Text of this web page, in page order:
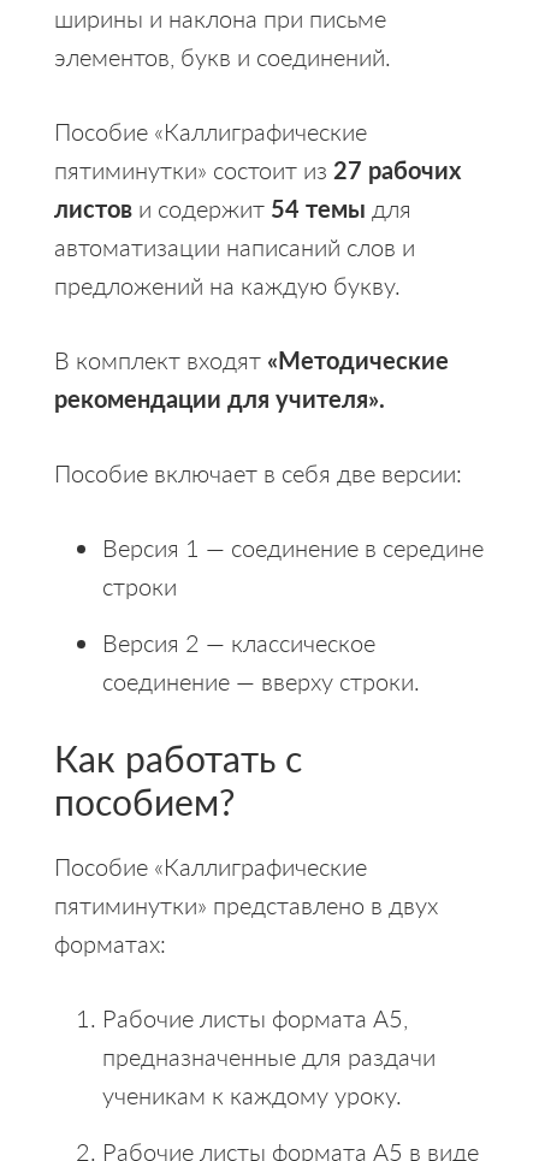
ширины и наклона при письме
элементов, букв и соединений.
Пособие «Каллиграфические
пятиминутки» состоит из 27 рабочих
листови содержит 54 темы для
автоматизации написаний слов и
предложений на каждую букву.
В комплект входят «Методические
рекомендации для учителя».
Пособие включает в себя две версии:
Версия 1 — соединение в середине
строки
Версия 2 — классическое
соединение — вверху строки.
Как работать с
пособием?
Пособие «Каллиграфические
пятиминутки» представлено в двух
форматах:
Рабочие листы формата А5,
предназначенные для раздачи
ученикам к каждому уроку.
Рабочие листы формата А5 в виде